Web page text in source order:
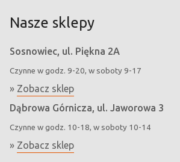
Nasze sklepy
Sosnowiec, ul. Piękna 2A
Czynne w godz. 9-20, w soboty 9-17
» Zobacz sklep
Dąbrowa Górnicza, ul. Jaworowa 3
Czynne w godz. 10-18, w soboty 10-14
» Zobacz sklep